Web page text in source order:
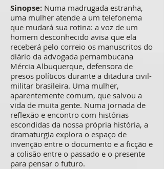
Sinopse: Numa madrugada estranha,
uma mulher atende a um telefonema
que mudará sua rotina: a voz de um
homem desconhecido avisa que ela
receberá pelo correio os manuscritos do
diário da advogada pernambucana
Mércia Albuquerque, defensora de
presos políticos durante a ditadura civil-
militar brasileira. Uma mulher,
aparentemente comum, que salvou a
vida de muita gente. Numa jornada de
reflexão e encontro com histórias
escondidas da nossa própria história, a
dramaturgia explora o espaço de
invenção entre o documento e a ficção e
a colisão entre o passado e o presente
para pensar o futuro.